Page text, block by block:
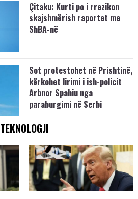
Çitaku: Kurti po i rrezikon
skajshmërish raportet me
ShBA-në
Sot protestohet në Prishtinë,
kërkohet lirimi i ish-policit
Arbnor Spahiu nga
paraburgimi në Serbi
TEKNOLOGJI